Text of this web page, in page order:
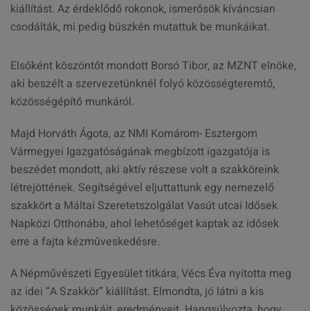
kiállítást. Az érdeklődő rokonok, ismerősök kíváncsian
csodálták, mi pedig büszkén mutattuk be munkáikat.
Elsőként köszöntőt mondott Borsó Tibor, az MZNT elnöke,
aki beszélt a szervezetünknél folyó közösségteremtő,
közösségépítő munkáról.
Majd Horváth Ágota, az NMI Komárom- Esztergom
Vármegyei Igazgatóságának megbízott igazgatója is
beszédet mondott, aki aktív részese volt a szakköreink
létrejöttének. Segítségével eljuttattunk egy nemezelő
szakkört a Máltai Szeretetszolgálat Vasút utcai Idősek
Napközi Otthonába, ahol lehetőséget kaptak az idősek
erre a fajta kézműveskedésre.
A Népművészeti Egyesület titkára, Vécs Éva nyitotta meg
az idei “A Szakkör” kiállítást. Elmondta, jó látni a kis